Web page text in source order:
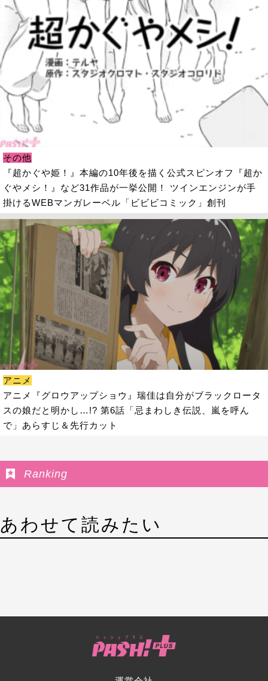
その他
『超かぐや姫！』本編の10年後を描く公式スピンオフ『超か
ぐやメシ！』など31作品が一挙公開！ ツインエンジンが手
掛けるWEBマンガレーベル「ビビビコミック」創刊
アニメ
アニメ『グロウアップショウ』瑞佳は自分がブラックロータ
スの娘だと明かし…!? 第6話「忌まわしき伝説、嵐を呼ん
で」あらすじ＆先行カット
Ranking
あわせて読みたい